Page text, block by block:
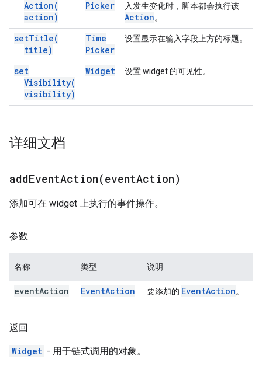
Action(
action)
Picker
入发生变化时，脚本都会执行该
Action。
setTitle(
title)
Time
Picker
设置显示在输入字段上方的标题。
set
Visibility(
visibility)
Widget 设置 widget 的可见性。
详细文档
addEventAction(eventAction)
添加可在 widget 上执行的事件操作。
参数
名称 类型 说明
eventAction EventAction 要添加的 EventAction。
返回
Widget - 用于链式调用的对象。